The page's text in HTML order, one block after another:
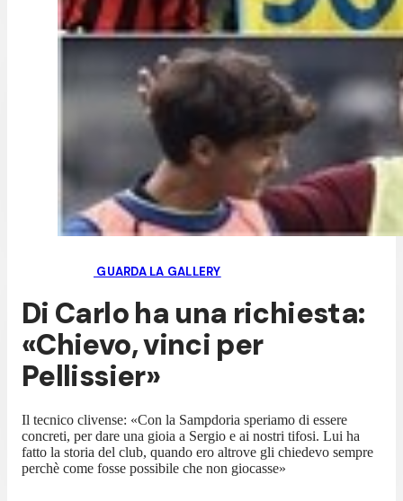
GUARDA LA GALLERY
Di Carlo ha una richiesta:
«Chievo, vinci per
Pellissier»
Il tecnico clivense: «Con la Sampdoria speriamo di essere
concreti, per dare una gioia a Sergio e ai nostri tifosi. Lui ha
fatto la storia del club, quando ero altrove gli chiedevo sempre
perchè come fosse possibile che non giocasse»